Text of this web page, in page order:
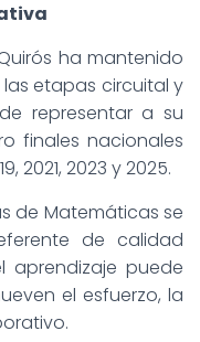
ha mantenido
etapas circuital y
representar a su
finales nacionales
2021, 2023 y 2025.
de Matemáticas se
de calidad
aprendizaje puede
el esfuerzo, la